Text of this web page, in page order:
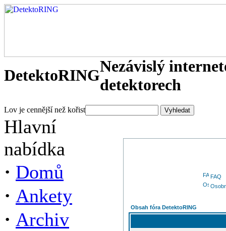
DetektoRINGNezávislý
detektorech
Lov je cennější než kořist
Hlavní
nabídka
· Domů
· Ankety
· Archiv
FAQ
Obsah fóra DetektoRING